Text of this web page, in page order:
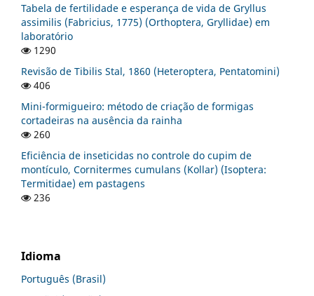
Tabela de fertilidade e esperança de vida de Gryllus
assimilis (Fabricius, 1775) (Orthoptera, Gryllidae) em
laboratório
1290
Revisão de Tibilis Stal, 1860 (Heteroptera, Pentatomini)
406
Mini-formigueiro: método de criação de formigas
cortadeiras na ausência da rainha
260
Eficiência de inseticidas no controle do cupim de
montículo, Cornitermes cumulans (Kollar) (Isoptera:
Termitidae) em pastagens
236
Idioma
Português (Brasil)